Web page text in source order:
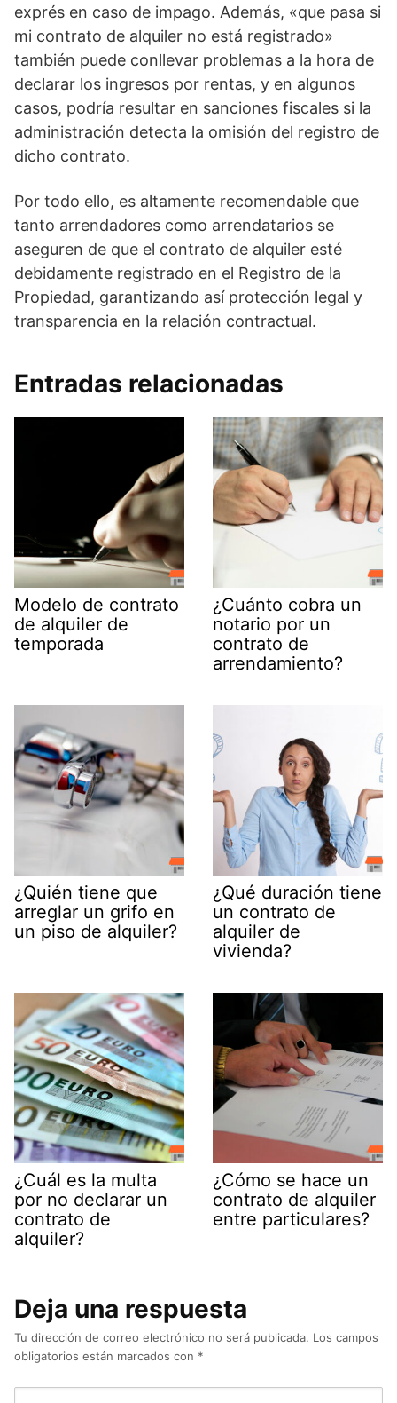
exprés en caso de impago. Además, «que pasa si
mi contrato de alquiler no está registrado»
también puede conllevar problemas a la hora de
declarar los ingresos por rentas, y en algunos
casos, podría resultar en sanciones fiscales si la
administración detecta la omisión del registro de
dicho contrato.
Por todo ello, es altamente recomendable que
tanto arrendadores como arrendatarios se
aseguren de que el contrato de alquiler esté
debidamente registrado en el Registro de la
Propiedad, garantizando así protección legal y
transparencia en la relación contractual.
Entradas relacionadas
Modelo de contrato
de alquiler de
temporada
¿Cuánto cobra un
notario por un
contrato de
arrendamiento?
¿Quién tiene que
arreglar un grifo en
un piso de alquiler?
¿Qué duración tiene
un contrato de
alquiler de
vivienda?
¿Cuál es la multa
por no declarar un
contrato de
alquiler?
¿Cómo se hace un
contrato de alquiler
entre particulares?
Deja una respuesta
Tu dirección de correo electrónico no será publicada. Los campos
obligatorios están marcados con *